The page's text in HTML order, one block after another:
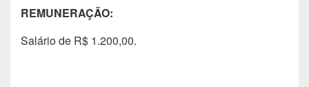
REMUNERAÇÃO:
Salário de R$ 1.200,00.